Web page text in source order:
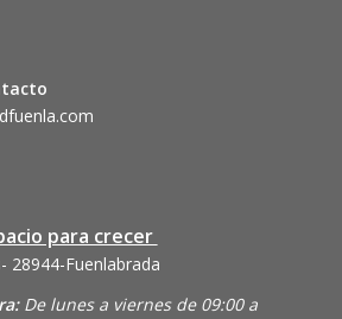
para crecer
28944-Fuenlabrada
De lunes a viernes de 09:00 a